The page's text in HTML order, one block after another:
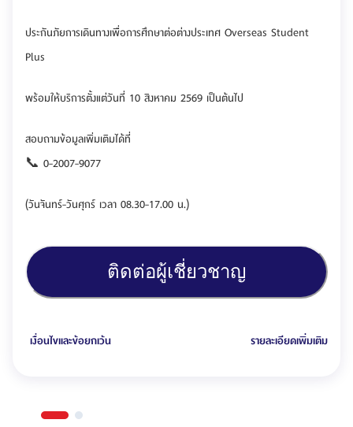
ประกันภัยการเดินทางเพื่อการศึกษาต่อต่างประเทศ Overseas Student
Plus
พร้อมให้บริการตั้งแต่วันที่ 10 สิงหาคม 2569 เป็นต้นไป
สอบถามข้อมูลเพิ่มเติมได้ที่
📞 0-2007-9077
(วันจันทร์-วันศุกร์ เวลา 08.30-17.00 น.)
ติดต่อผู้เชี่ยวชาญ
เงื่อนไขและข้อยกเว้น รายละเอียดเพิ่มเติม